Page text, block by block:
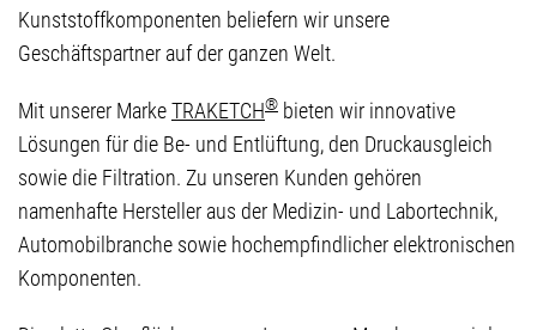
Kunststoffkomponenten beliefern wir unsere
Geschäftspartner auf der ganzen Welt.
Mit unserer Marke ​​​​​TRAKETCH® bieten wir innovative
Lösungen für die Be- und Entlüftung, den Druckausgleich
sowie die Filtration. Zu unseren Kunden gehören
namenhafte Hersteller aus der Medizin- und Labortechnik,
Automobilbranche sowie hochempfindlicher elektronischen
Komponenten.